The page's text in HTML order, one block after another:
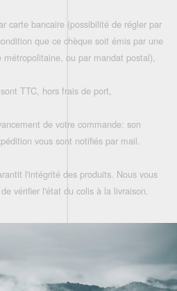
carte bancaire (possibilité de régler par
que ce chèque soit émis par une
ou par mandat postal),
TTC, hors frais de port,
de votre commande: son
vous sont notifiés par mail.
l'intégrité des produits. Nous vous
vérifier l'état du colis à la livraison.